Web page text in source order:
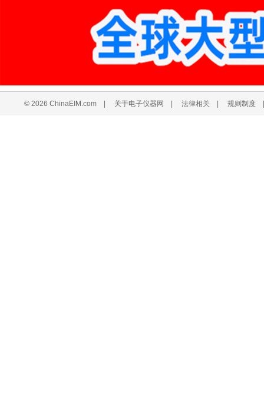
© 2026 ChinaEIM.com 关于电子仪器网 法律相关 规则制度